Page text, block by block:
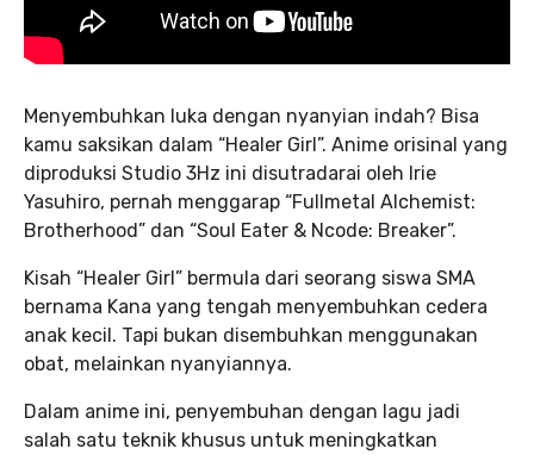
Menyembuhkan luka dengan nyanyian indah? Bisa
kamu saksikan dalam “Healer Girl”. Anime orisinal yang
diproduksi Studio 3Hz ini disutradarai oleh Irie
Yasuhiro, pernah menggarap “Fullmetal Alchemist:
Brotherhood” dan “Soul Eater & Ncode: Breaker”.
Kisah “Healer Girl” bermula dari seorang siswa SMA
bernama Kana yang tengah menyembuhkan cedera
anak kecil. Tapi bukan disembuhkan menggunakan
obat, melainkan nyanyiannya.
Dalam anime ini, penyembuhan dengan lagu jadi
salah satu teknik khusus untuk meningkatkan